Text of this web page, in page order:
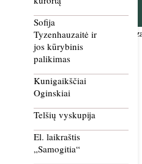
Sofija
Tyzenhauzaitė ir
jos kūrybinis
palikimas
Kunigaikščiai
Oginskiai
Telšių vyskupija
El. laikraštis
„Samogitia“
Smush Image Compression and